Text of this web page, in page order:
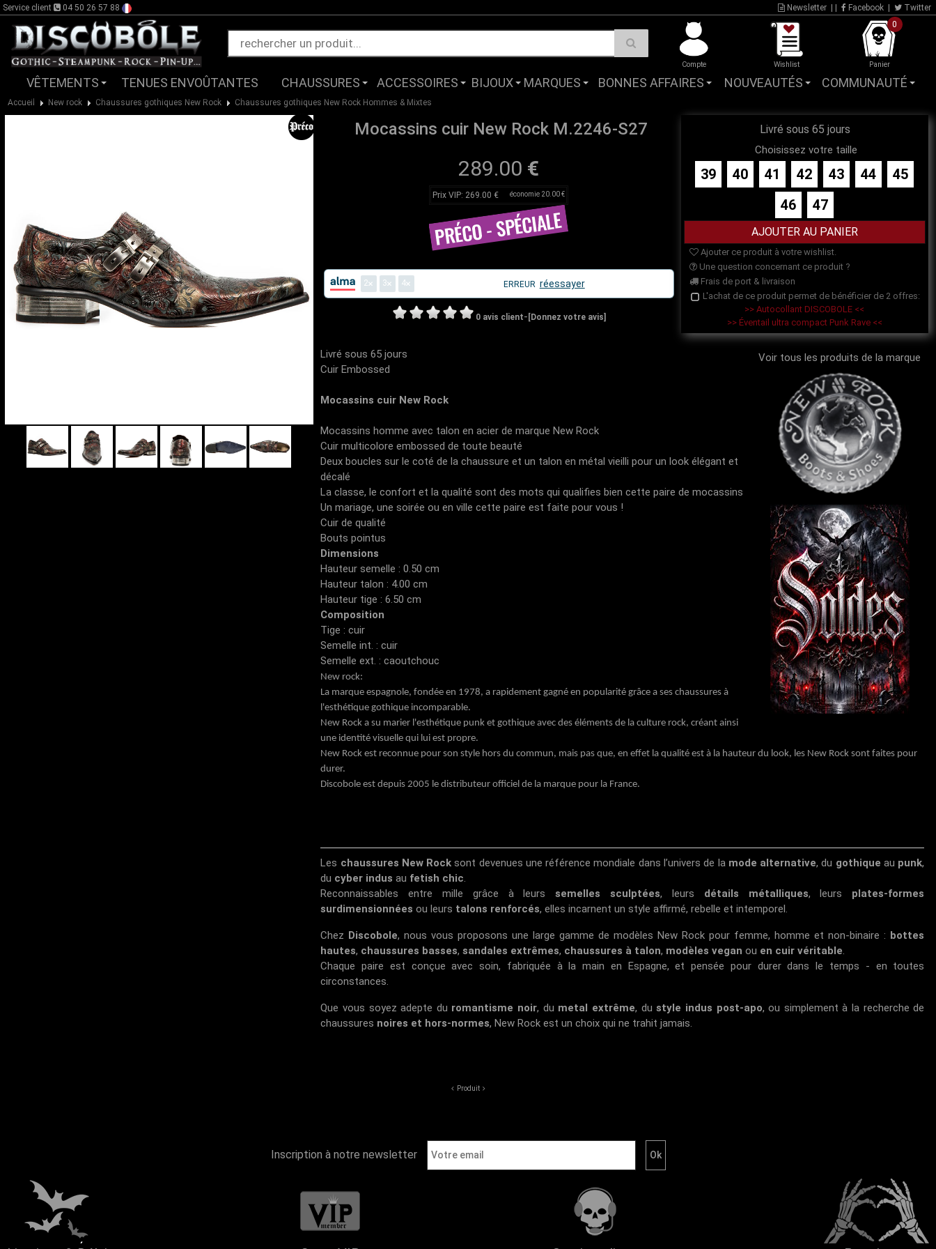
Service client 04 50 26 57 88 Newsletter Facebook Twitter
Compte Wishlist
0
Panier
VÊTEMENTS TENUES ENVOÛTANTES CHAUSSURES ACCESSOIRES BIJOUX MARQUES BONNES AFFAIRES NOUVEAUTÉS COMMUNAUTÉ
Accueil New rock Chaussures gothiques New Rock Chaussures gothiques New Rock Hommes & Mixtes
Mocassins cuir New Rock M.2246-S27
289.00 €
Prix VIP: 269.00 € économie 20.00 €
2 3 4 ERREUR réessayer
0 avis client- [Donnez votre avis]
Livré sous 65 jours
Choisissez votre taille
39 40 41 42 43 44
45
46
47
Ajouter ce produit à votre wishlist.
Une question concernant ce produit ?
Frais de port & livraison
L'achat de ce produit permet de bénéficier de 2 offres:
>> Autocollant DISCOBOLE <<
>> Éventail ultra compact Punk Rave <<
Voir tous les produits de la marque
Livré sous 65 jours
Cuir Embossed
Mocassins cuir New Rock
Mocassins homme avec talon en acier de marque New Rock
Cuir multicolore embossed de toute beauté
Deux boucles sur le coté de la chaussure et un talon en métal vieilli pour un look élégant et
décalé
La classe, le confort et la qualité sont des mots qui qualifies bien cette paire de mocassins
Un mariage, une soirée ou en ville cette paire est faite pour vous !
Cuir de qualité
Bouts pointus
Dimensions
Hauteur semelle : 0.50 cm
Hauteur talon : 4.00 cm
Hauteur tige : 6.50 cm
Composition
Tige : cuir
Semelle int. : cuir
Semelle ext. : caoutchouc
New rock:
La marque espagnole, fondée en 1978, a rapidement gagné en popularité grâce a ses chaussures à
l'esthétique gothique incomparable.
New Rock a su marier l'esthétique punk et gothique avec des éléments de la culture rock, créant ainsi
une identité visuelle qui lui est propre.
New Rock est reconnue pour son style hors du commun, mais pas que, en effet la qualité est à la hauteur du look, les New Rock sont faites pour
durer.
Discobole est depuis 2005 le distributeur officiel de la marque pour la France.
Les chaussures New Rock sont devenues une référence mondiale dans l’univers de la mode alternative, du gothique au punk,
du cyber indus au fetish chic.
Reconnaissables entre mille grâce à leurssemelles sculptées, leurs détails métalliques, leurs plates-formes
surdimensionnées ou leurs talons renforcés, elles incarnent un style affirmé, rebelle et intemporel.
Chez Discobole, nous vous proposons une large gamme de modèles New Rock pour femme, homme et non-binaire : bottes
hautes, chaussures basses,sandales extrêmes, chaussures à talon, modèles vegan ou en cuir véritable.
Chaque paire est conçue avec soin, fabriquée à la main en Espagne, et pensée pour durer dans le temps - en toutes
circonstances.
Que vous soyez adepte du romantisme noir, du metal extrême, dustyle indus post-apo, ou simplement à la recherche de
chaussures noires et hors-normes, New Rock est un choix qui ne trahit jamais.
Produit
Inscription à notre newsletter